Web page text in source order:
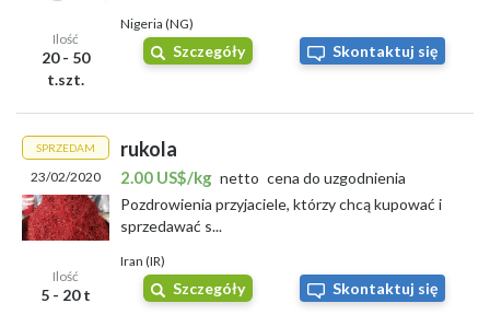
Ilość
20 - 50
t.szt.
Nigeria (NG)
Szczegóły Skontaktuj się
SPRZEDAM
23/02/2020
Ilość
5 - 20 t
rukola
2.00 US$/kg netto cena do uzgodnienia
Pozdrowienia przyjaciele, którzy chcą kupować i
sprzedawać s...
Iran (IR)
Szczegóły Skontaktuj się